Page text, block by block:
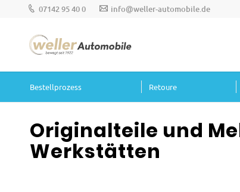
07142 95 40 0 info@weller-automobile.de
Bestellprozess Retoure
Originalteile und
Werkstätten